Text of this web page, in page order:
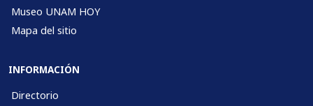
Museo UNAM HOY
Mapa del sitio
INFORMACIÓN
Directorio